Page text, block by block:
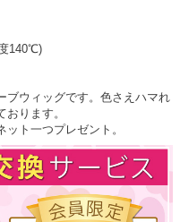
140℃)
ブウィッグです。色さえハマれ
ります。
ト一つプレゼント。